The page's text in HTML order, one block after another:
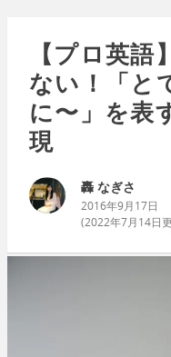
【プロ英
ない！「と
に〜」を表
現
轟 なぎさ
2016年9月17日
(2022年7月14日